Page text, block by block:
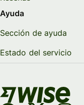
Ayuda
Sección de ayuda
Estado del servicio